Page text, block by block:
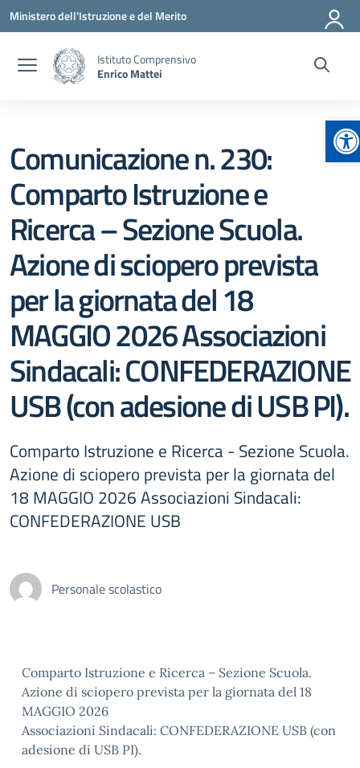
Vai ai contenuti
Vai al menu di navigazione
Vai al footer
Ministero dell'Istruzione e del Merito
Istituto Comprensivo
Enrico Mattei
Comunicazione n. 230:
Comparto Istruzione e
Ricerca – Sezione Scuola.
Azione di sciopero prevista
per la giornata del 18
MAGGIO 2026 Associazioni
Sindacali: CONFEDERAZIONE
USB (con adesione di USB PI).
Comparto Istruzione e Ricerca - Sezione Scuola.
Azione di sciopero prevista per la giornata del
18 MAGGIO 2026 Associazioni Sindacali:
CONFEDERAZIONE USB
Personale scolastico
Comparto Istruzione e Ricerca – Sezione Scuola.
Azione di sciopero prevista per la giornata del 18
MAGGIO 2026
Associazioni Sindacali: CONFEDERAZIONE USB (con
adesione di USB PI).